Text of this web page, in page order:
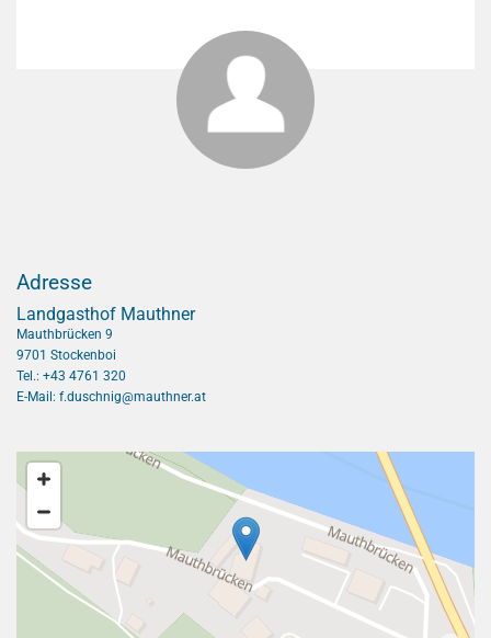
Adresse
Landgasthof Mauthner
Mauthbrücken 9
9701 Stockenboi
Tel.: +43 4761 320
E-Mail: f.duschnig@mauthner.at